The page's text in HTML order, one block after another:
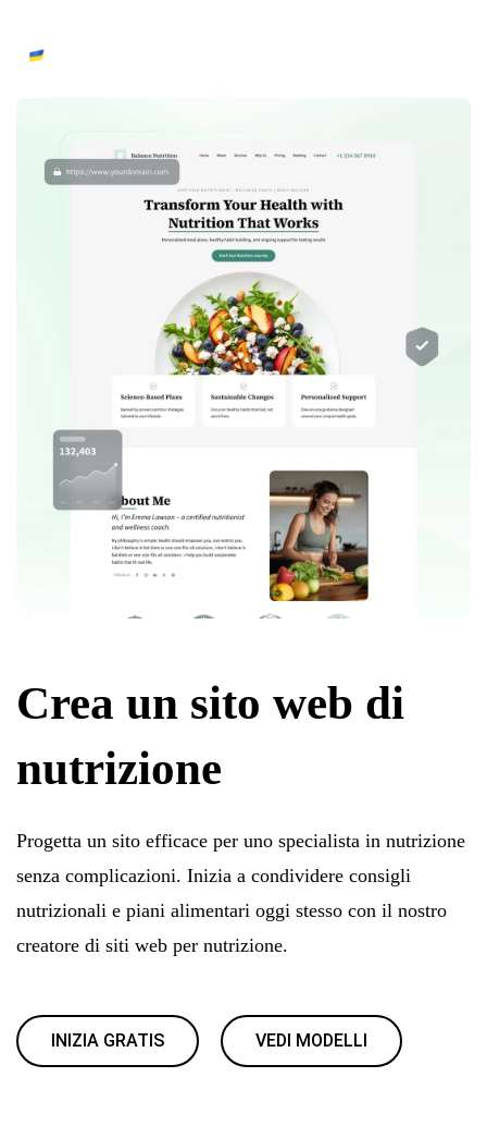
Crea un sito web di
nutrizione
Progetta un sito efficace per uno specialista in nutrizione
senza complicazioni. Inizia a condividere consigli
nutrizionali e piani alimentari oggi stesso con il nostro
creatore di siti web per nutrizione.
INIZIA GRATIS VEDI MODELLI